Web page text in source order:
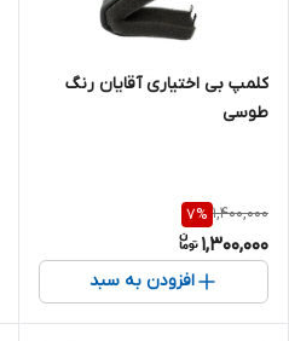
کلمپ بی اختیاری آقایان رنگ
طوسی
1,400,000
7%
1,300,000
افزودن به سبد